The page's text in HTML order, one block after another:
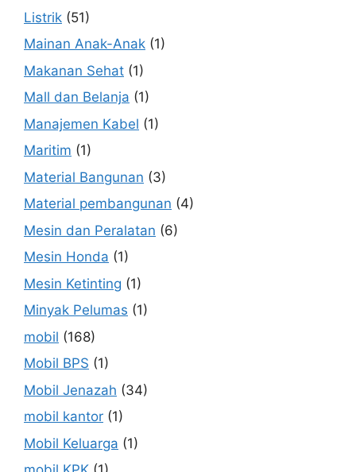
Listrik (51)
Mainan Anak-Anak (1)
Makanan Sehat (1)
Mall dan Belanja (1)
Manajemen Kabel (1)
Maritim (1)
Material Bangunan (3)
Material pembangunan (4)
Mesin dan Peralatan (6)
Mesin Honda (1)
Mesin Ketinting (1)
Minyak Pelumas (1)
mobil (168)
Mobil BPS (1)
Mobil Jenazah (34)
mobil kantor (1)
Mobil Keluarga (1)